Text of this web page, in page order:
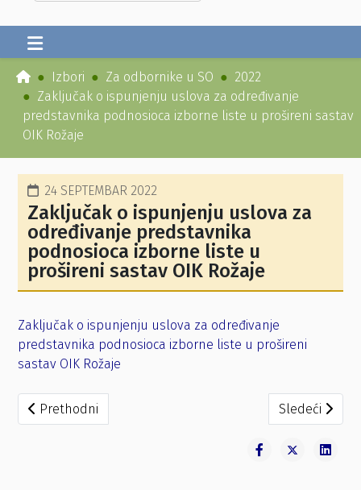
Izbori Za odbornike u SO
2022
Zaključak o ispunjenju uslova za određivanje
predstavnika podnosioca izborne liste u prošireni sastav
OIK Rožaje
24 SEPTEMBAR 2022
Zaključak o ispunjenju uslova za
određivanje predstavnika
podnosioca izborne liste u
prošireni sastav OIK Rožaje
Zaključak o ispunjenju uslova za određivanje
predstavnika podnosioca izborne liste u prošireni
sastav OIK Rožaje
Prethodni članak: Rješenje kojim se utvrđuje i proglašava
Prethodni Sledeći
Sledeći